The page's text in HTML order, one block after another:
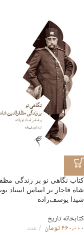
کتاب نگاهی نو بر زندگی
شاه قاجار بر اساس اسناد
شیدا یوسف‌زاده
کتابخانه تاریخ
۴۶۰،۰۰۰تومان عدد